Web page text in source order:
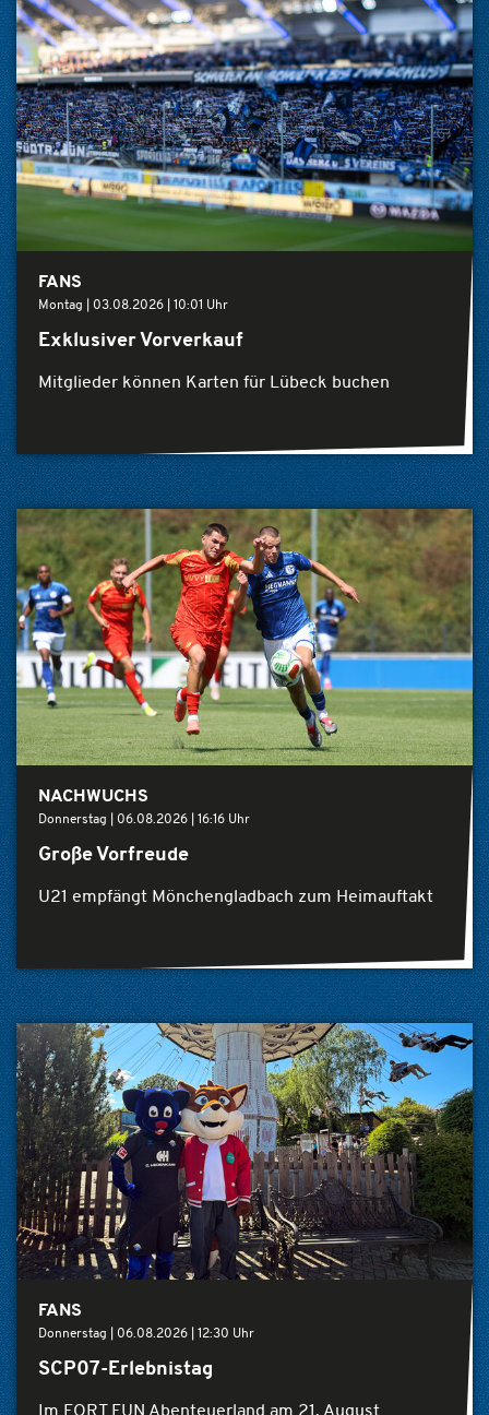
FANS
Montag | 03.08.2026 | 10:01 Uhr
Exklusiver Vorverkauf
Mitglieder können Karten für Lübeck buchen
NACHWUCHS
Donnerstag | 06.08.2026 | 16:16 Uhr
Große Vorfreude
U21 empfängt Mönchengladbach zum Heimauftakt
FANS
Donnerstag | 06.08.2026 | 12:30 Uhr
SCP07-Erlebnistag
Im FORT FUN Abenteuerland am 21. August